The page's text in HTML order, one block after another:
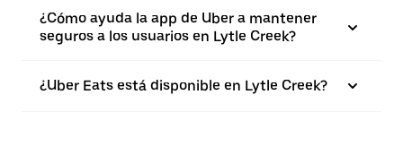
¿Cómo ayuda la app de Uber a mantener
seguros a los usuarios en Lytle Creek?
¿Uber Eats está disponible en Lytle Creek?